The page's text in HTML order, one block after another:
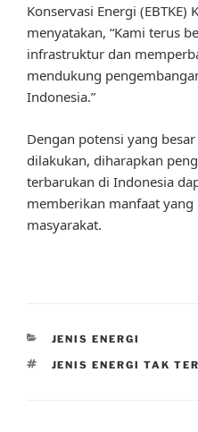
Konservasi Energi (EBTKE)
menyatakan, “Kami terus
infrastruktur dan
mendukung
Indonesia.”
Dengan potensi yang
dilakukan, diharapkan
terbarukan di Indonesia
memberikan manfaat yang
masyarakat.
CATEGORIES
JENIS ENERGI
TAGS
JENIS ENERGI TAK